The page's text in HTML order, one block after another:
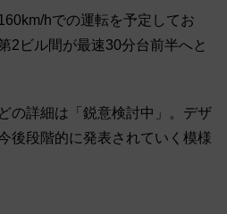
hでの運転を予定してお
2ビル間が最速30分台前半へと
の詳細は「鋭意検討中」。デザ
後段階的に発表されていく模様